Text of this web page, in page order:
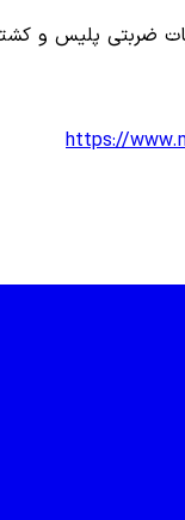
ضربتی پلیس و
https://